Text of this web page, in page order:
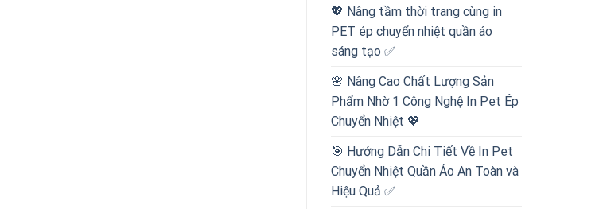
💖 Nâng tầm thời trang cùng in
PET ép chuyển nhiệt quần áo
sáng tạo ✅
🌸 Nâng Cao Chất Lượng Sản
Phẩm Nhờ 1 Công Nghệ In Pet Ép
Chuyển Nhiệt 💖
🎯 Hướng Dẫn Chi Tiết Về In Pet
Chuyển Nhiệt Quần Áo An Toàn và
Hiệu Quả ✅